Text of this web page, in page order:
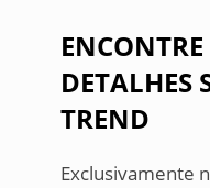
DETALHES
TREND
Exclusivamente